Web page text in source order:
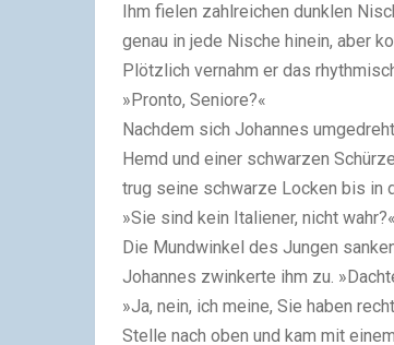
Ihm fielen zahlreichen dunklen
genau in jede Nische hinein, aber
Plötzlich vernahm er das
»Pronto, Seniore?«
Nachdem sich Johannes
Hemd und einer schwarzen
trug seine schwarze Locken bis in
»Sie sind kein Italiener, nicht wahr?«
Die Mundwinkel des Jungen
Johannes zwinkerte ihm zu.
»Ja, nein, ich meine, Sie haben
Stelle nach oben und kam mit